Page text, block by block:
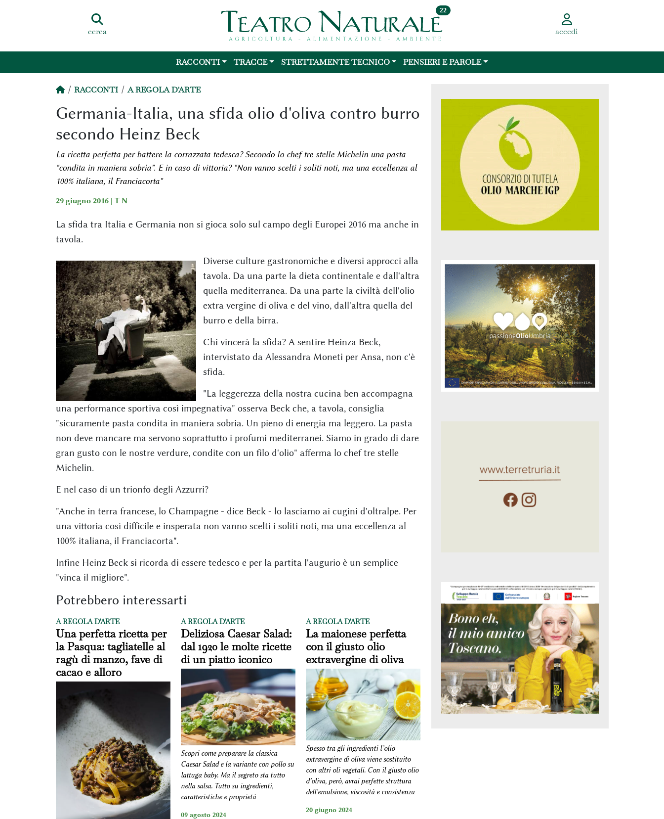
cerca
22
accedi
RACCONTI TRACCE STRETTAMENTE TECNICO PENSIERI E PAROLE
RACCONTI A REGOLA D'ARTE
Germania-Italia, una sfida olio d'oliva contro burro
secondo Heinz Beck
La ricetta perfetta per battere la corrazzata tedesca? Secondo lo chef tre stelle Michelin una pasta
"condita in maniera sobria". E in caso di vittoria? "Non vanno scelti i soliti noti, ma una eccellenza al
100% italiana, il Franciacorta"
29 giugno 2016 | T N
La sfida tra Italia e Germania non si gioca solo sul campo degli Europei 2016 ma anche in
tavola.
Diverse culture gastronomiche e diversi approcci alla
tavola. Da una parte la dieta continentale e dall'altra
quella mediterranea. Da una parte la civiltà dell'olio
extra vergine di oliva e del vino, dall'altra quella del
burro e della birra.
Chi vincerà la sfida? A sentire Heinza Beck,
intervistato da Alessandra Moneti per Ansa, non c'è
sfida.
"La leggerezza della nostra cucina ben accompagna
una performance sportiva così impegnativa" osserva Beck che, a tavola, consiglia
"sicuramente pasta condita in maniera sobria. Un pieno di energia ma leggero. La pasta
non deve mancare ma servono soprattutto i profumi mediterranei. Siamo in grado di dare
gran gusto con le nostre verdure, condite con un filo d'olio" afferma lo chef tre stelle
Michelin.
E nel caso di un trionfo degli Azzurri?
"Anche in terra francese, lo Champagne - dice Beck - lo lasciamo ai cugini d'oltralpe. Per
una vittoria così difficile e insperata non vanno scelti i soliti noti, ma una eccellenza al
100% italiana, il Franciacorta".
Infine Heinz Beck si ricorda di essere tedesco e per la partita l'augurio è un semplice
"vinca il migliore".
Potrebbero interessarti
A REGOLA D'ARTE
Una perfetta ricetta per
la Pasqua: tagliatelle al
ragù di manzo, fave di
cacao e alloro
A REGOLA D'ARTE
Deliziosa Caesar Salad:
dal 1920 le molte ricette
di un piatto iconico
Scopri come preparare la classica
Caesar Salad e la variante con pollo su
lattuga baby. Ma il segreto sta tutto
nella salsa. Tutto su ingredienti,
caratteristiche e proprietà
09 agosto 2024
A REGOLA D'ARTE
La maionese perfetta
con il giusto olio
extravergine di oliva
Spesso tra gli ingredienti l’olio
extravergine di oliva viene sostituito
con altri oli vegetali. Con il giusto olio
d’oliva, però, avrai perfette struttura
dell'emulsione, viscosità e consistenza
20 giugno 2024